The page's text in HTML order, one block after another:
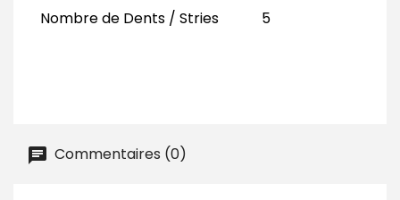
Nombre de Dents / Stries 5
Commentaires (0)